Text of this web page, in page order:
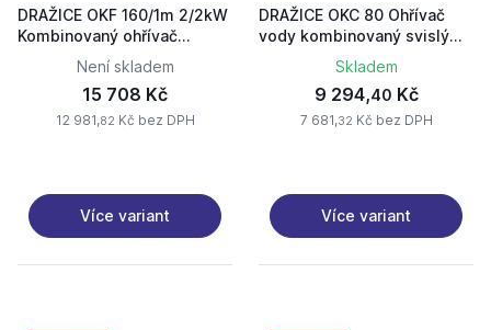
DRAŽICE OKF 160/1m 2/2kW
Kombinovaný ohřívač
1106209115
Není skladem
15 708 Kč
12 981,82 Kč bez DPH
Více variant
DRAŽICE OKC 80 Ohřívač
vody kombinovaný svislý
1101208101
Skladem
9 294,40 Kč
7 681,32 Kč bez DPH
Více variant